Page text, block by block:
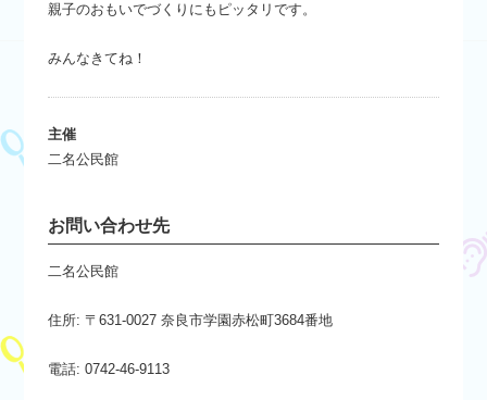
親子のおもいでづくりにもピッタリです。
みんなきてね！
主催
二名公民館
お問い合わせ先
二名公民館
住所: 〒631-0027 奈良市学園赤松町3684番地
電話: 0742-46-9113